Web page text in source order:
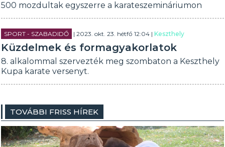
500 mozdultak egyszerre a karateszemináriumon
SPORT - SZABADIDŐ | 2023. okt. 23. hétfő 12:04 |Keszthely
Küzdelmek és formagyakorlatok
8. alkalommal szervezték meg szombaton a Keszthely
Kupa karate versenyt.
TOVÁBBI FRISS HÍREK